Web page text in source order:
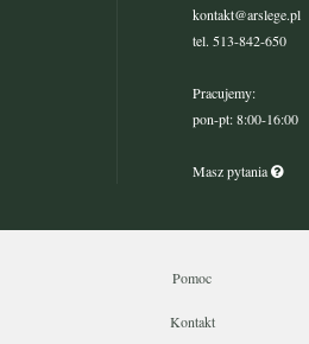
kontakt@arslege.pl
tel. 513-842-650
Pracujemy:
pon-pt: 8:00-16:00
Masz pytania
Pomoc
Kontakt